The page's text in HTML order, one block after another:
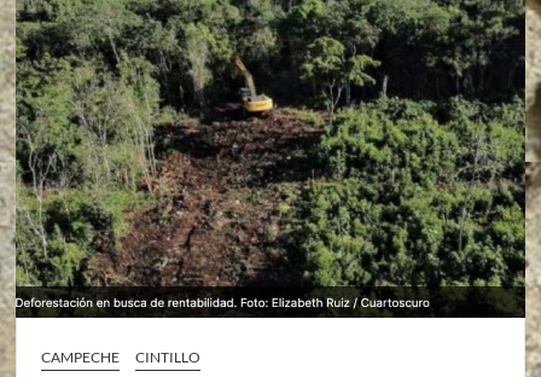
CAMPECHE
CINTILLO